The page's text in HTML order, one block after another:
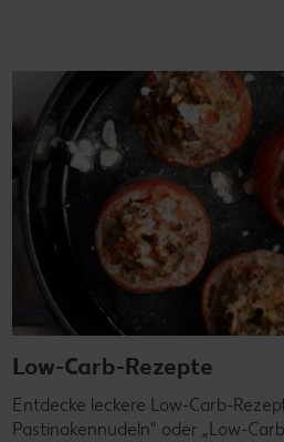
Low-Carb-Rezepte
Entdecke leckere Low-Carb-
Pastinakennudeln" oder „Low-